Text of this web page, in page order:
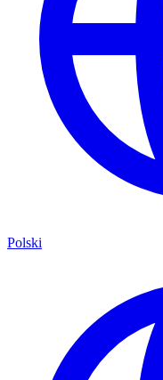
Polski